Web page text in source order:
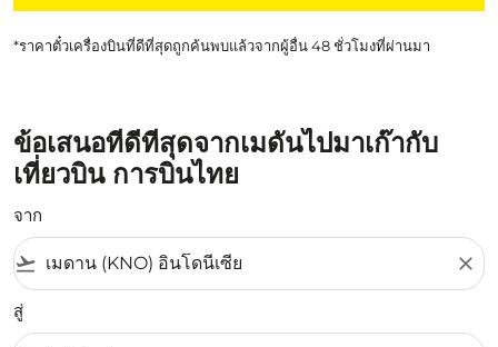
*ราคาตั๋วเครื่องบินที่ดีที่สุดถูกค้นพบแล้วจากผู้อื่น 48 ชั่วโมงที่ผ่านมา
ข้อเสนอที่ดีที่สุดจากเมดันไปมาเก๊ากับ
เที่ยวบิน การบินไทย
จาก
flight_takeoff close
สู่